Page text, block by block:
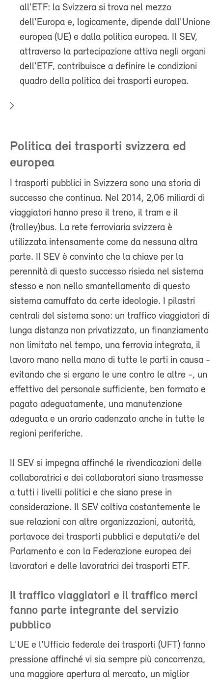
all'ETF: la Svizzera si trova nel mezzo
dell'Europa e, logicamente, dipende dall'Unione
europea (UE) e dalla politica europea. Il SEV,
attraverso la partecipazione attiva negli organi
dell'ETF, contribuisce a definire le condizioni
quadro della politica dei trasporti europea.
Politica dei trasporti svizzera ed
europea
I trasporti pubblici in Svizzera sono una storia di
successo che continua. Nel 2014, 2,06 miliardi di
viaggiatori hanno preso il treno, il tram e il
(trolley)bus. La rete ferroviaria svizzera è
utilizzata intensamente come da nessuna altra
parte. Il SEV è convinto che la chiave per la
perennità di questo successo risieda nel sistema
stesso e non nello smantellamento di questo
sistema camuffato da certe ideologie. I pilastri
centrali del sistema sono: un traffico viaggiatori di
lunga distanza non privatizzato, un finanziamento
non limitato nel tempo, una ferrovia integrata, il
lavoro mano nella mano di tutte le parti in causa -
evitando che si ergano le une contro le altre -, un
effettivo del personale sufficiente, ben formato e
pagato adeguatamente, una manutenzione
adeguata e un orario cadenzato anche in tutte le
regioni periferiche.
Il SEV si impegna affinché le rivendicazioni delle
collaboratrici e dei collaboratori siano trasmesse
a tutti i livelli politici e che siano prese in
considerazione. Il SEV coltiva costantemente le
sue relazioni con altre organizzazioni, autorità,
portavoce dei trasporti pubblici e deputati/e del
Parlamento e con la Federazione europea dei
lavoratori e delle lavoratrici dei trasporti ETF.
Il traffico viaggiatori e il traffico merci
fanno parte integrante del servizio
pubblico
L'UE e l'Ufficio federale dei trasporti (UFT) fanno
pressione affinché vi sia sempre più concorrenza,
una maggiore apertura al mercato, un miglior